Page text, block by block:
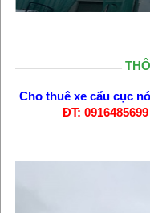
Cho thuê xe cẩu cục
ĐT: